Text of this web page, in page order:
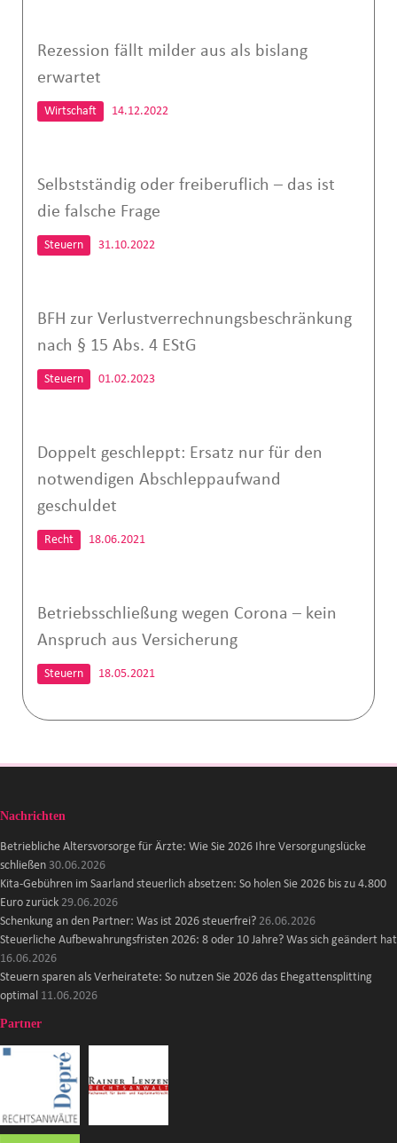
Rezession fällt milder aus als bislang
erwartet
Wirtschaft 14.12.2022
Selbstständig oder freiberuflich – das ist
die falsche Frage
Steuern 31.10.2022
BFH zur Verlustverrechnungsbeschränkung
nach § 15 Abs. 4 EStG
Steuern 01.02.2023
Doppelt geschleppt: Ersatz nur für den
notwendigen Abschleppaufwand
geschuldet
Recht 18.06.2021
Betriebsschließung wegen Corona – kein
Anspruch aus Versicherung
Steuern 18.05.2021
Nachrichten
Betriebliche Altersvorsorge für Ärzte: Wie Sie 2026 Ihre Versorgungslücke
schließen 30.06.2026
Kita-Gebühren im Saarland steuerlich absetzen: So holen Sie 2026 bis zu 4.800
Euro zurück 29.06.2026
Schenkung an den Partner: Was ist 2026 steuerfrei? 26.06.2026
Steuerliche Aufbewahrungsfristen 2026: 8 oder 10 Jahre? Was sich geändert hat
16.06.2026
Steuern sparen als Verheiratete: So nutzen Sie 2026 das Ehegattensplitting
optimal 11.06.2026
Partner